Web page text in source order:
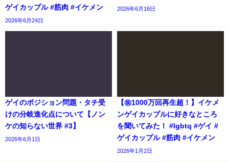
ゲイカップル #筋肉 #イケメン
2026年6月24日
2026年6月18日
ゲイのポジション問題・タチ受
けの分岐進化点について【ノン
ケの知らない世界 #3】
2026年6月1日
【㊗️1000万回再生超！】イケメ
ンゲイカップルに好きなところ
を聞いてみた！ #lgbtq #ゲイ #
ゲイカップル #筋肉 #イケメン
2026年1月2日